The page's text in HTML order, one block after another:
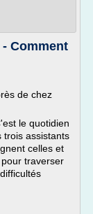
Comment
de chez
le quotidien
trois assistants
celles et
traverser